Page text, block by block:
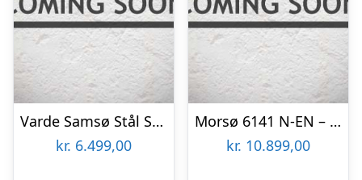
Varde Samsø Stål Sort Brændeovn
kr. 6.499,00
Morsø 6141 N-EN – støbte ben – Ø120 røgtud – sort malet Brændeovn
kr. 10.899,00